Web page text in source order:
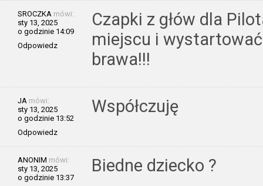
SROCZKA mówi:
sty 13, 2025
o godzinie 14:09
Odpowiedz
Czapki z głów dla
miejscu i
brawa!!!
JA mówi:
sty 13, 2025
o godzinie 13:52
Odpowiedz
Współczuję
ANONIM mówi:
sty 13, 2025
o godzinie 13:37
Biedne dziecko ?